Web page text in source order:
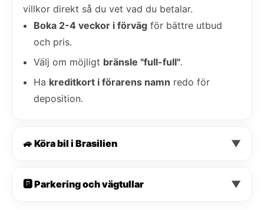
villkor direkt så du vet vad du betalar.
Boka 2-4 veckor i förväg för bättre utbud
och pris.
Välj om möjligt bränsle "full-full".
Ha kreditkort i förarens namn redo för
deposition.
🚙 Köra bil i Brasilien ▼
🅿️ Parkering och vägtullar ▼